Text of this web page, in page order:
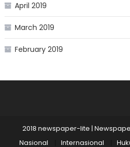
April 2019
March 2019
February 2019
2018 newspaper-lite |
Nasional
Internasional